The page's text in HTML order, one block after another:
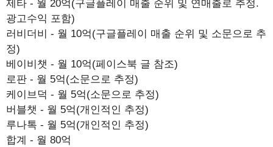
제타 - 월 20억(구글플레이 매출 순위 및 연매출로 추정.
광고수익 포함)
러비더비 - 월 10억(구글플레이 매출 순위 및 소문으로 추
정)
베이비챗 - 월 10억(페이스북 글 참조)
로판 - 월 5억(소문으로 추정)
케이브덕 - 월 5억(소문으로 추정)
버블챗 - 월 5억(개인적인 추정)
루나톡 - 월 5억(개인적인 추정)
합계 - 월 80억